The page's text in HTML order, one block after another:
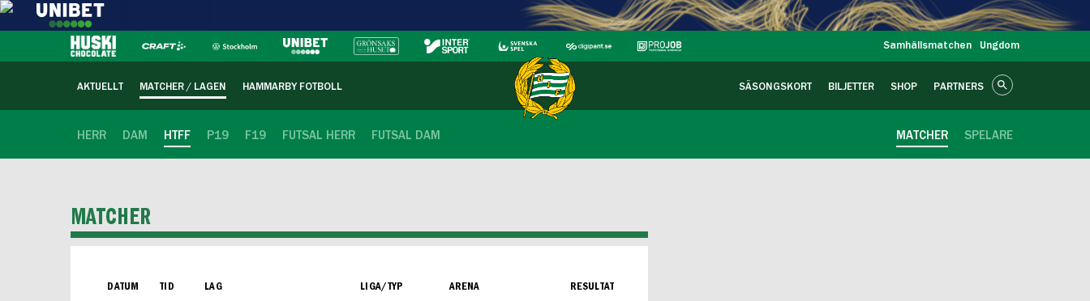
Samhällsmatchen Ungdom
AKTUELLT MATCHER / LAGEN HAMMARBY FOTBOLL SÄSONGSKORT BILJETTER SHOP PARTNERS
HERR DAM HTFF P19 F19 FUTSAL HERR FUTSAL DAM SPELARE
MATCHER
MATCHER
DATUM TID LAG LIGA/TYP ARENA RESULTAT